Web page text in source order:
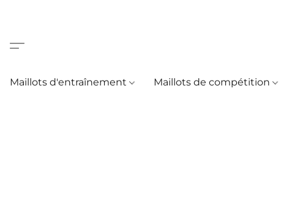
Maillots d'entraînement Maillots de compétition